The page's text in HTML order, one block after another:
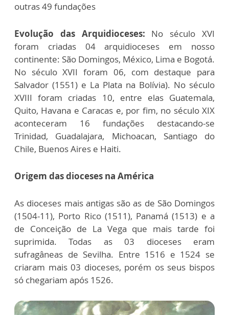
outras 49 fundações
Evolução das Arquidioceses: No século XVI
foram criadas 04 arquidioceses em nosso
continente: São Domingos, México, Lima e Bogotá.
No século XVII foram 06, com destaque para
Salvador (1551) e La Plata na Bolívia). No século
XVIII foram criadas 10, entre elas Guatemala,
Quito, Havana e Caracas e, por fim, no século XIX
aconteceram 16 fundações destacando-se
Trinidad, Guadalajara, Michoacan, Santiago do
Chile, Buenos Aires e Haiti.
Origem das dioceses na América
As dioceses mais antigas são as de São Domingos
(1504-11), Porto Rico (1511), Panamá (1513) e a
de Conceição de La Vega que mais tarde foi
suprimida. Todas as 03 dioceses eram
sufragâneas de Sevilha. Entre 1516 e 1524 se
criaram mais 03 dioceses, porém os seus bispos
só chegariam após 1526.